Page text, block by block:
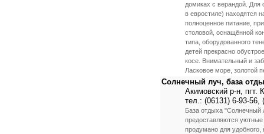
домиках с верандой.
в евростиле) находятся
полноценное питание,
столовой, оснащённой
типа, оборудованного
детей прекрасно
косе. Внимательный и
Ласковое море, золотой
Солнечный луч, база
Акимовский р-н, пгт.
тел.: (06131) 6-93-56,
База отдыха "Солнечный
предоставляются
продумано для удобного,